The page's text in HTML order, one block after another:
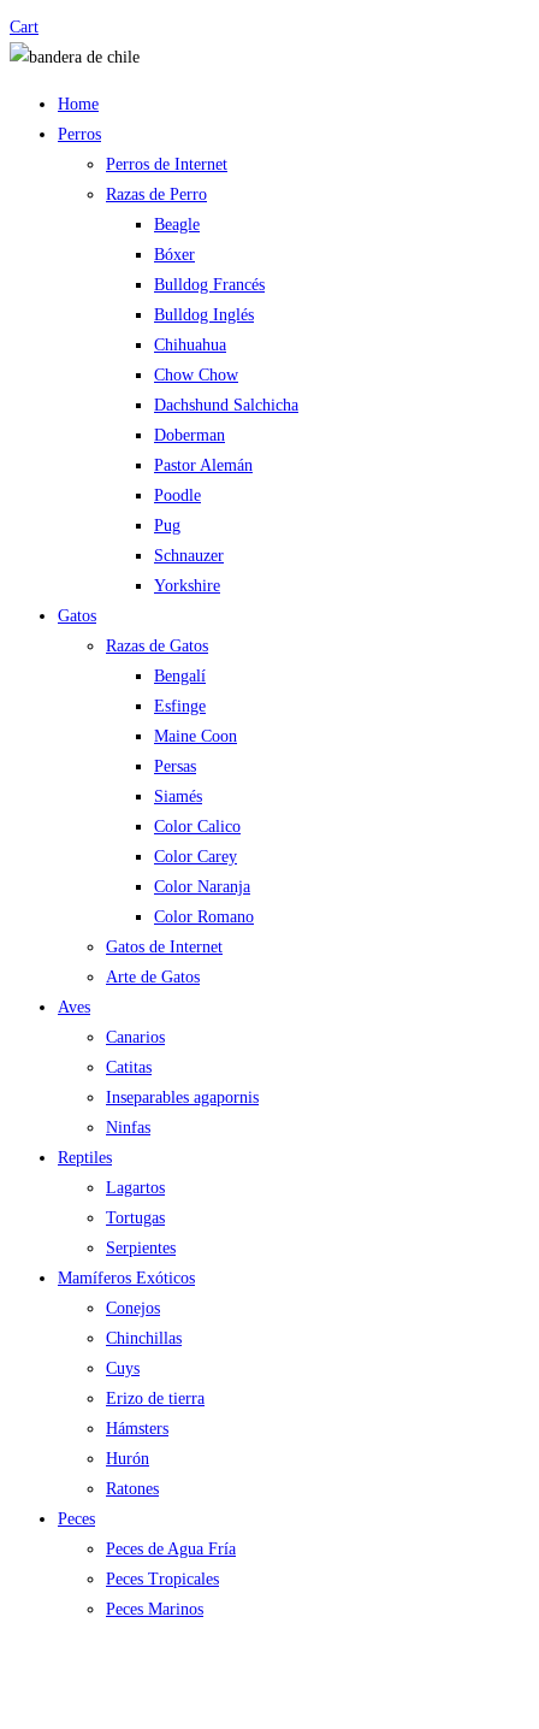
Cart
Home
Perros
Perros de Internet
Razas de Perro
Beagle
Bóxer
Bulldog Francés
Bulldog Inglés
Chihuahua
Chow Chow
Dachshund Salchicha
Doberman
Pastor Alemán
Poodle
Pug
Schnauzer
Yorkshire
Gatos
Razas de Gatos
Bengalí
Esfinge
Maine Coon
Persas
Siamés
Color Calico
Color Carey
Color Naranja
Color Romano
Gatos de Internet
Arte de Gatos
Aves
Canarios
Catitas
Inseparables agapornis
Ninfas
Reptiles
Lagartos
Tortugas
Serpientes
Mamíferos Exóticos
Conejos
Chinchillas
Cuys
Erizo de tierra
Hámsters
Hurón
Ratones
Peces
Peces de Agua Fría
Peces Tropicales
Peces Marinos